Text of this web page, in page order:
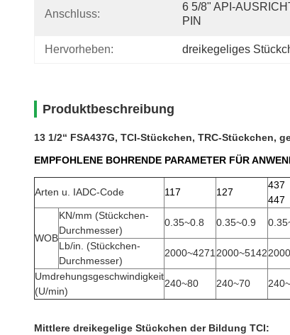
Anschluss:
6 5/8" API-
PIN
Hervorheben: dreikegeliges
Produktbeschreibung
13 1/2“ FSA437G, TCI-Stückchen, TRC-
EMPFOHLENE BOHRENDE PARAMETER FÜR
Arten u. IADC-Code 117 127
437
447
WOB
KN/mm (Stückchen-
Durchmesser)
0.35~0.8 0.35~0.9
Lb/in. (Stückchen-
Durchmesser)
2000~4271 2000~5142
Umdrehungsgeschwindigkeit
(U/min)
240~80 240~70
Mittlere dreikegelige Stückchen der Bildung TCI: